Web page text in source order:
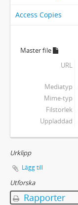
Access Copies
Master file
URL
Mediatyp
Mime-typ
Filstorlek
Uppladdad
Urklipp
Lägg till
Utforska
Rapporter